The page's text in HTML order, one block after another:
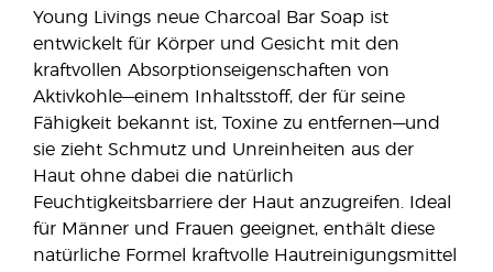
Young Livings neue Charcoal Bar Soap ist
entwickelt für Körper und Gesicht mit den
kraftvollen Absorptionseigenschaften von
Aktivkohle—einem Inhaltsstoff, der für seine
Fähigkeit bekannt ist, Toxine zu entfernen—und
sie zieht Schmutz und Unreinheiten aus der
Haut ohne dabei die natürlich
Feuchtigkeitsbarriere der Haut anzugreifen. Ideal
für Männer und Frauen geeignet, enthält diese
natürliche Formel kraftvolle Hautreinigungsmittel